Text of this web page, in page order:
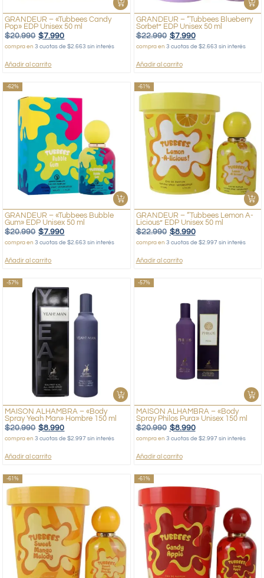
GRANDEUR – «Tubbees Candy
Pop» EDP Unisex 50 ml
$20.990 $7.990
compra en3 cuotas de $2.663 sin interés
Añadir al carrito
GRANDEUR – “Tubbees Blueberry
Sorbet” EDP Unisex 50 ml
$22.990 $7.990
compra en 3 cuotas de $2.663 sin interés
Añadir al carrito
-62%
GRANDEUR – «Tubbees Bubble
Gum» EDP Unisex 50 ml
$20.990 $7.990
compra en3 cuotas de $2.663 sin interés
Añadir al carrito
-61%
GRANDEUR – “Tubbees Lemon A-
Licious” EDP Unisex 50 ml
$22.990 $8.990
compra en 3 cuotas de $2.997 sin interés
Añadir al carrito
-57%
MAISON ALHAMBRA – «Body
Spray Yeah Man» Hombre 150 ml
$20.990 $8.990
compra en3 cuotas de $2.997 sin interés
Añadir al carrito
-57%
MAISON ALHAMBRA – «Body
Spray Philos Pura» Unisex 150 ml
$20.990 $8.990
compra en 3 cuotas de $2.997 sin interés
Añadir al carrito
-61% -61%